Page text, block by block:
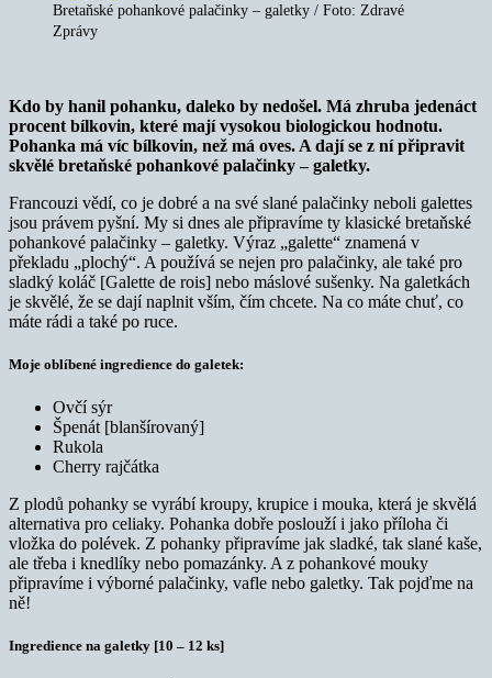
Bretaňské pohankové palačinky – galetky / Foto: Zdravé
Zprávy
Kdo by hanil pohanku, daleko by nedošel. Má zhruba jedenáct
procent bílkovin, které mají vysokou biologickou hodnotu.
Pohanka má víc bílkovin, než má oves. A dají se z ní připravit
skvělé bretaňské pohankové palačinky – galetky.
Francouzi vědí, co je dobré a na své slané palačinky neboli galettes
jsou právem pyšní. My si dnes ale připravíme ty klasické bretaňské
pohankové palačinky – galetky. Výraz „galette“ znamená v
překladu „plochý“. A používá se nejen pro palačinky, ale také pro
sladký koláč [Galette de rois] nebo máslové sušenky. Na galetkách
je skvělé, že se dají naplnit vším, čím chcete. Na co máte chuť, co
máte rádi a také po ruce.
Moje oblíbené ingredience do galetek:
Ovčí sýr
Špenát [blanšírovaný]
Rukola
Cherry rajčátka
Z plodů pohanky se vyrábí kroupy, krupice i mouka, která je skvělá
alternativa pro celiaky. Pohanka dobře poslouží i jako příloha či
vložka do polévek. Z pohanky připravíme jak sladké, tak slané kaše,
ale třeba i knedlíky nebo pomazánky. A z pohankové mouky
připravíme i výborné palačinky, vafle nebo galetky. Tak pojďme na
ně!
Ingredience na galetky [10 – 12 ks]